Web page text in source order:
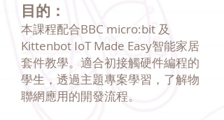
目的：
本課程配合BBC micro:bit 及
Kittenbot IoT Made Easy智能家居
套件教學。適合初接觸硬件編程的
學生，透過主題專案學習，了解物
聯網應用的開發流程。